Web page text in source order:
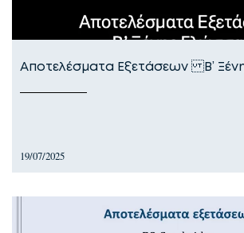
Αποτελέσματα Εξετάσεων Β’
19/07/2025